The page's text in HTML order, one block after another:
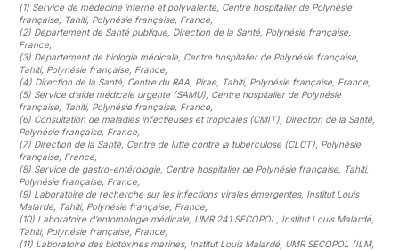
(1) Service de médecine interne et polyvalente, Centre hospitalier de Polynésie
française, Tahiti, Polynésie française, France,
(2) Département de Santé publique, Direction de la Santé, Polynésie française,
France,
(3) Département de biologie médicale, Centre hospitalier de Polynésie française,
Tahiti, Polynésie française, France,
(4) Direction de la Santé, Centre du RAA, Pirae, Tahiti, Polynésie française, France,
(5) Service d’aide médicale urgente (SAMU), Centre hospitalier de Polynésie
française, Tahiti, Polynésie française, France,
(6) Consultation de maladies infectieuses et tropicales (CMIT), Direction de la Santé,
Polynésie française, France,
(7) Direction de la Santé, Centre de lutte contre la tuberculose (CLCT), Polynésie
française, France,
(8) Service de gastro-entérologie, Centre hospitalier de Polynésie française, Tahiti,
Polynésie française, France,
(9) Laboratoire de recherche sur les infections virales émergentes, Institut Louis
Malardé, Tahiti, Polynésie française, France,
(10) Laboratoire d’entomologie médicale, UMR 241 SECOPOL, Institut Louis Malardé,
Tahiti, Polynésie française, France,
(11) Laboratoire des biotoxines marines, Institut Louis Malardé, UMR SECOPOL (ILM,